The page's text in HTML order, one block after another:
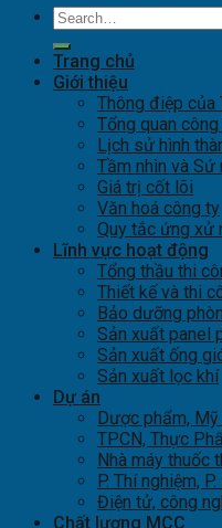
Trang chủ
Giới thiệu
Thông điệp của
Tổng quan
Lịch sử hình
Tầm nhìn và Sứ
Giá trị cốt lõi
Văn hoá công ty
Quy tắc ứng xử
Lĩnh vực hoạt động
Tổng thầu thi
Thiết kế và thi
Bảo dưỡng
Sản xuất panel
Sản xuất ống
Sản xuất lọc khí
Dự án
Dược phẩm, Mỹ
TPCN, Thực
Nhà máy thuốc
P. Thí nghiệm,
Điện tử, công
Chất lượng MCC